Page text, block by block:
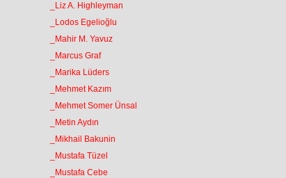
_Liz A. Highleyman
_Lodos Egelioğlu
_Mahir M. Yavuz
_Marcus Graf
_Marika Lüders
_Mehmet Kazım
_Mehmet Somer Ünsal
_Metin Aydın
_Mikhail Bakunin
_Mustafa Tüzel
_Mustafa Cebe